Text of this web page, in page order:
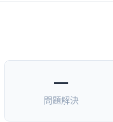
—
問題解決